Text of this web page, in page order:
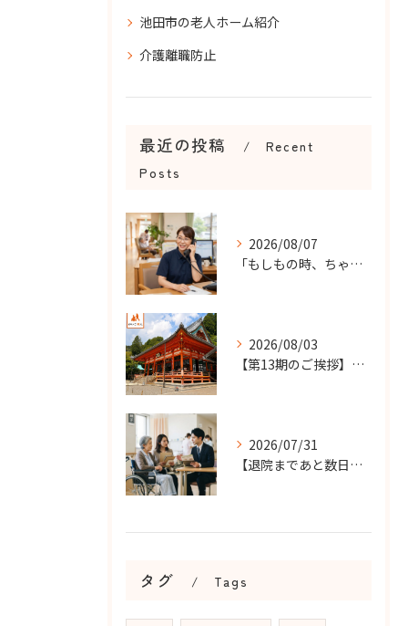
池田市の老人ホーム紹介
介護離職防止
最近の投稿
Recent
Posts
2026/08/07
「もしもの時、ちゃんと知らせてもらえる？」
2026/08/03
【第13期のご挨拶】感謝を力に、さらなる挑戦の一年へ
2026/07/31
【退院まであと数日…】老人ホーム探しを急ぐケースで大切なこと...
タグ Tags